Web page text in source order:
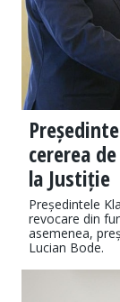
cererea
la Justiție
Președintele
revocare din
asemenea,
Lucian Bode.